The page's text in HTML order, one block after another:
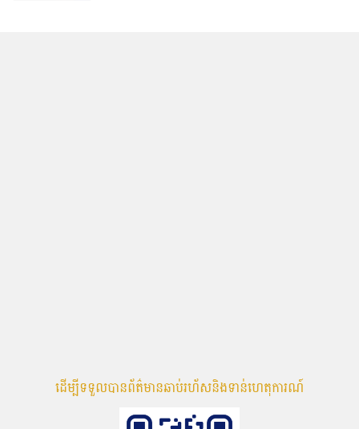
ដើម្បីទទួលបានព័ត៌មានឆាប់រហ័សនិងទាន់ហេតុការណ៍